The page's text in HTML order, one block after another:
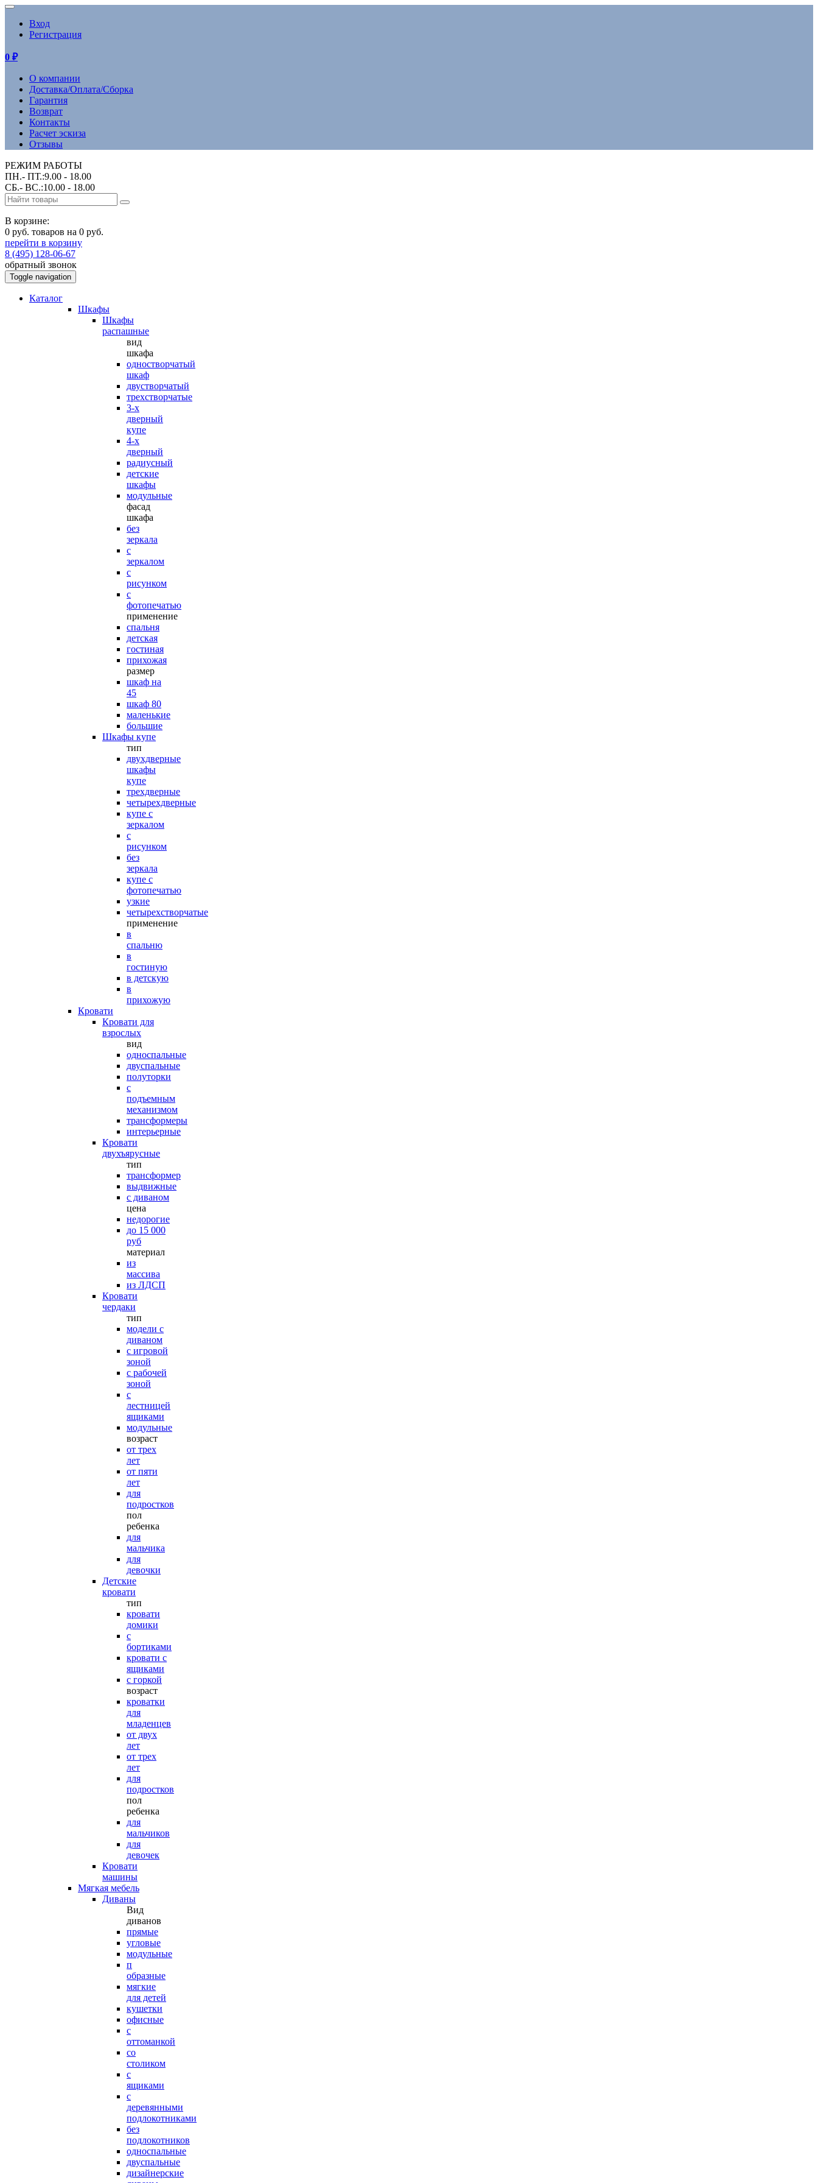
Вход
Регистрация
0 ₽
О компании
Доставка/Оплата/Сборка
Гарантия
Возврат
Контакты
Расчет эскиза
Отзывы
РЕЖИМ РАБОТЫ
ПН.- ПТ.:9.00 - 18.00
СБ.- ВС.:10.00 - 18.00
В корзине:
0 руб. товаров на 0 руб.
перейти в корзину
8 (495) 128-06-67
обратный звонок
Toggle navigation
Каталог
Шкафы
Шкафы
распашные
вид
шкафа
одностворчатый
шкаф
двустворчатый
трехстворчатые
3-х
дверный
купе
4-х
дверный
радиусный
детские
шкафы
модульные
фасад
шкафа
без
зеркала
с
зеркалом
с
рисунком
с
фотопечатью
применение
спальня
детская
гостиная
прихожая
размер
шкаф на
45
шкаф 80
маленькие
большие
Шкафы купе
тип
двухдверные
шкафы
купе
трехдверные
четырехдверные
купе с
зеркалом
с
рисунком
без
зеркала
купе с
фотопечатью
узкие
четырехстворчатые
применение
в
спальню
в
гостиную
в детскую
в
прихожую
Кровати
Кровати для
взрослых
вид
односпальные
двуспальные
полуторки
с
подъемным
механизмом
трансформеры
интерьерные
Кровати
двухъярусные
тип
трансформер
выдвижные
с диваном
цена
недорогие
до 15 000
руб
материал
из
массива
из ЛДСП
Кровати
чердаки
тип
модели с
диваном
с игровой
зоной
с рабочей
зоной
с
лестницей
ящиками
модульные
возраст
от трех
лет
от пяти
лет
для
подростков
пол
ребенка
для
мальчика
для
девочки
Детские
кровати
тип
кровати
домики
с
бортиками
кровати с
ящиками
с горкой
возраст
кроватки
для
младенцев
от двух
лет
от трех
лет
для
подростков
пол
ребенка
для
мальчиков
для
девочек
Кровати
машины
Мягкая мебель
Диваны
Вид
диванов
прямые
угловые
модульные
п
образные
мягкие
для детей
кушетки
офисные
с
оттоманкой
со
столиком
с
ящиками
с
деревянными
подлокотниками
без
подлокотников
односпальные
двуспальные
дизайнерские